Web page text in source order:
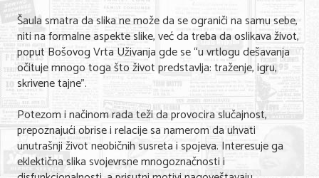
Šaula smatra da slika ne može da se ograniči na samu sebe,
niti na formalne aspekte slike, već da treba da oslikava život,
poput Bošovog Vrta Uživanja gde se “u vrtlogu dešavanja
očituje mnogo toga što život predstavlja: traženje, igru,
skrivene tajne”.
Potezom i načinom rada teži da provocira slučajnost,
prepoznajući obrise i relacije sa namerom da uhvati
unutrašnji život neobičnih susreta i spojeva. Interesuje ga
eklektična slika svojevrsne mnogoznačnosti i